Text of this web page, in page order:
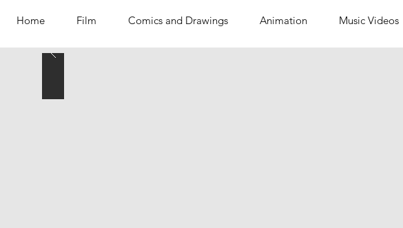
Home Film Comics and Drawings Animation Music Videos